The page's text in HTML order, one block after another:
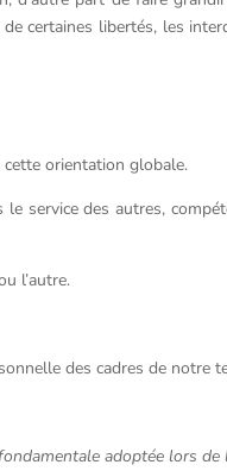
certaines libertés, les
cette orientation globale.
service des autres,
l’autre.
des cadres de notre
adoptée lors